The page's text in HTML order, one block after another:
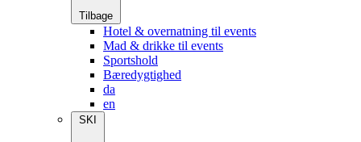
Tilbage
Hotel & overnatning til events
Mad & drikke til events
Sportshold
Bæredygtighed
da
en
SKI